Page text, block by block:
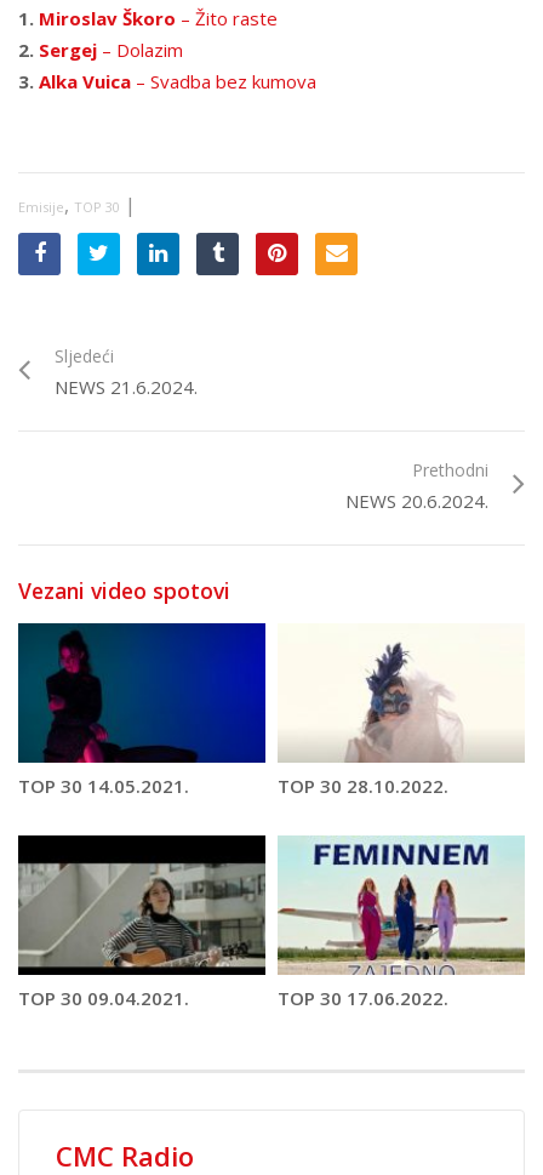
1. Miroslav Škoro – Žito raste
2. Sergej – Dolazim
3. Alka Vuica – Svadba bez kumova
Emisije, TOP 30 |
Sljedeći
NEWS 21.6.2024.
Prethodni
NEWS 20.6.2024.
Vezani video spotovi
TOP 30 14.05.2021. TOP 30 28.10.2022.
TOP 30 09.04.2021. TOP 30 17.06.2022.
CMC Radio